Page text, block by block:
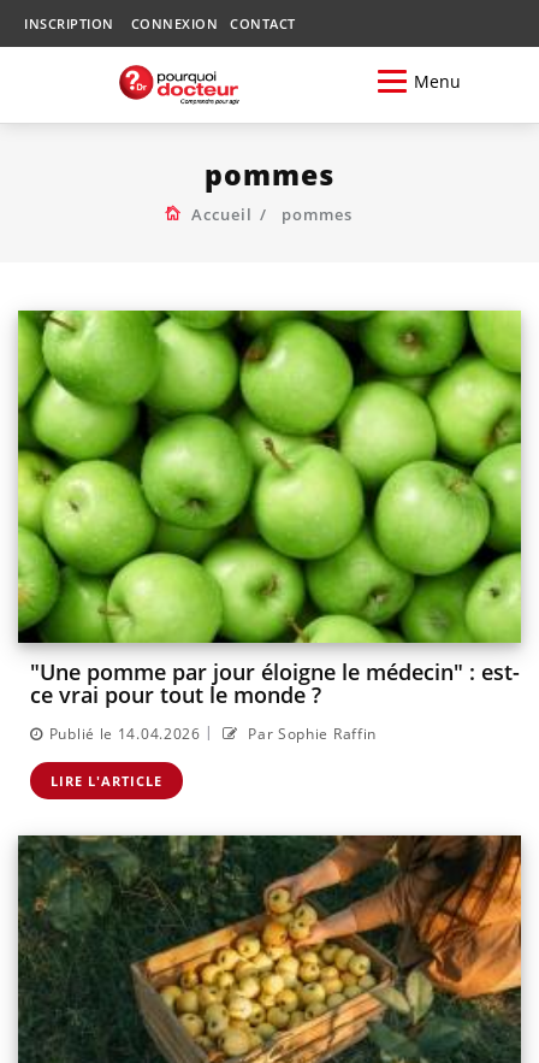
INSCRIPTION CONNEXION CONTACT
Menu
pommes
Accueil pommes
"Une pomme par jour éloigne le médecin" : est-
ce vrai pour tout le monde ?
Publié le 14.04.2026 | Par Sophie Raffin
LIRE L'ARTICLE